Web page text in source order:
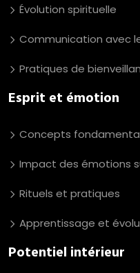
Évolution spirituelle
Communication avec
Pratiques de
Esprit et émotion
Concepts
Impact des émotions
Rituels et pratiques
Apprentissage et
Potentiel intérieur